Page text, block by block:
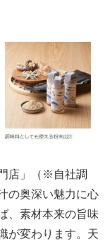
店」（※自社調
の奥深い魅力に心
、素材本来の旨味
が変わります。天